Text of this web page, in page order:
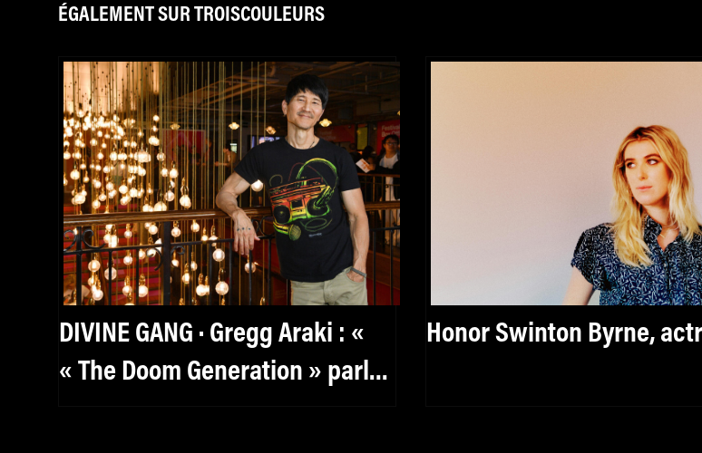
ÉGALEMENT SUR TROISCOULEURS
DIVINE GANG · Gregg Araki : «
« The Doom Generation » parle
Honor Swinton Byrne,